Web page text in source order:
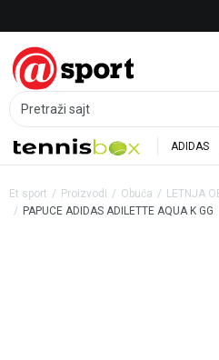
Pretraži sajt
ADIDAS
Et sport Proizvodi Obuća
LETNJA
PAPUCE ADIDAS ADILETTE AQUA K GG